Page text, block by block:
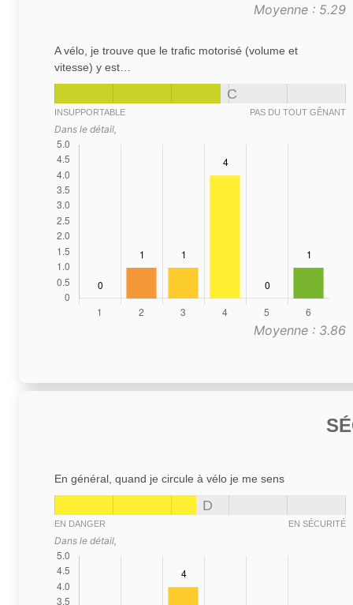
Moyenne : 5.29
A vélo, je trouve que le trafic motorisé (volume et
vitesse) y est…
C
INSUPPORTABLE PAS DU TOUT GÊNANT
Dans le détail,
Moyenne : 3.86
En général, quand je circule à vélo je me sens
D
EN DANGER EN SÉCURITÉ
Dans le détail,